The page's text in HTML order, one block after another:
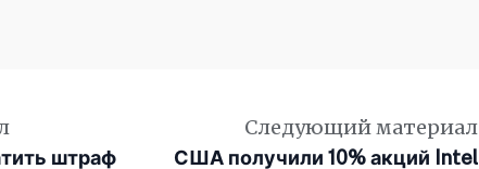
штраф
Следующий материал
США получили 10% акций Intel